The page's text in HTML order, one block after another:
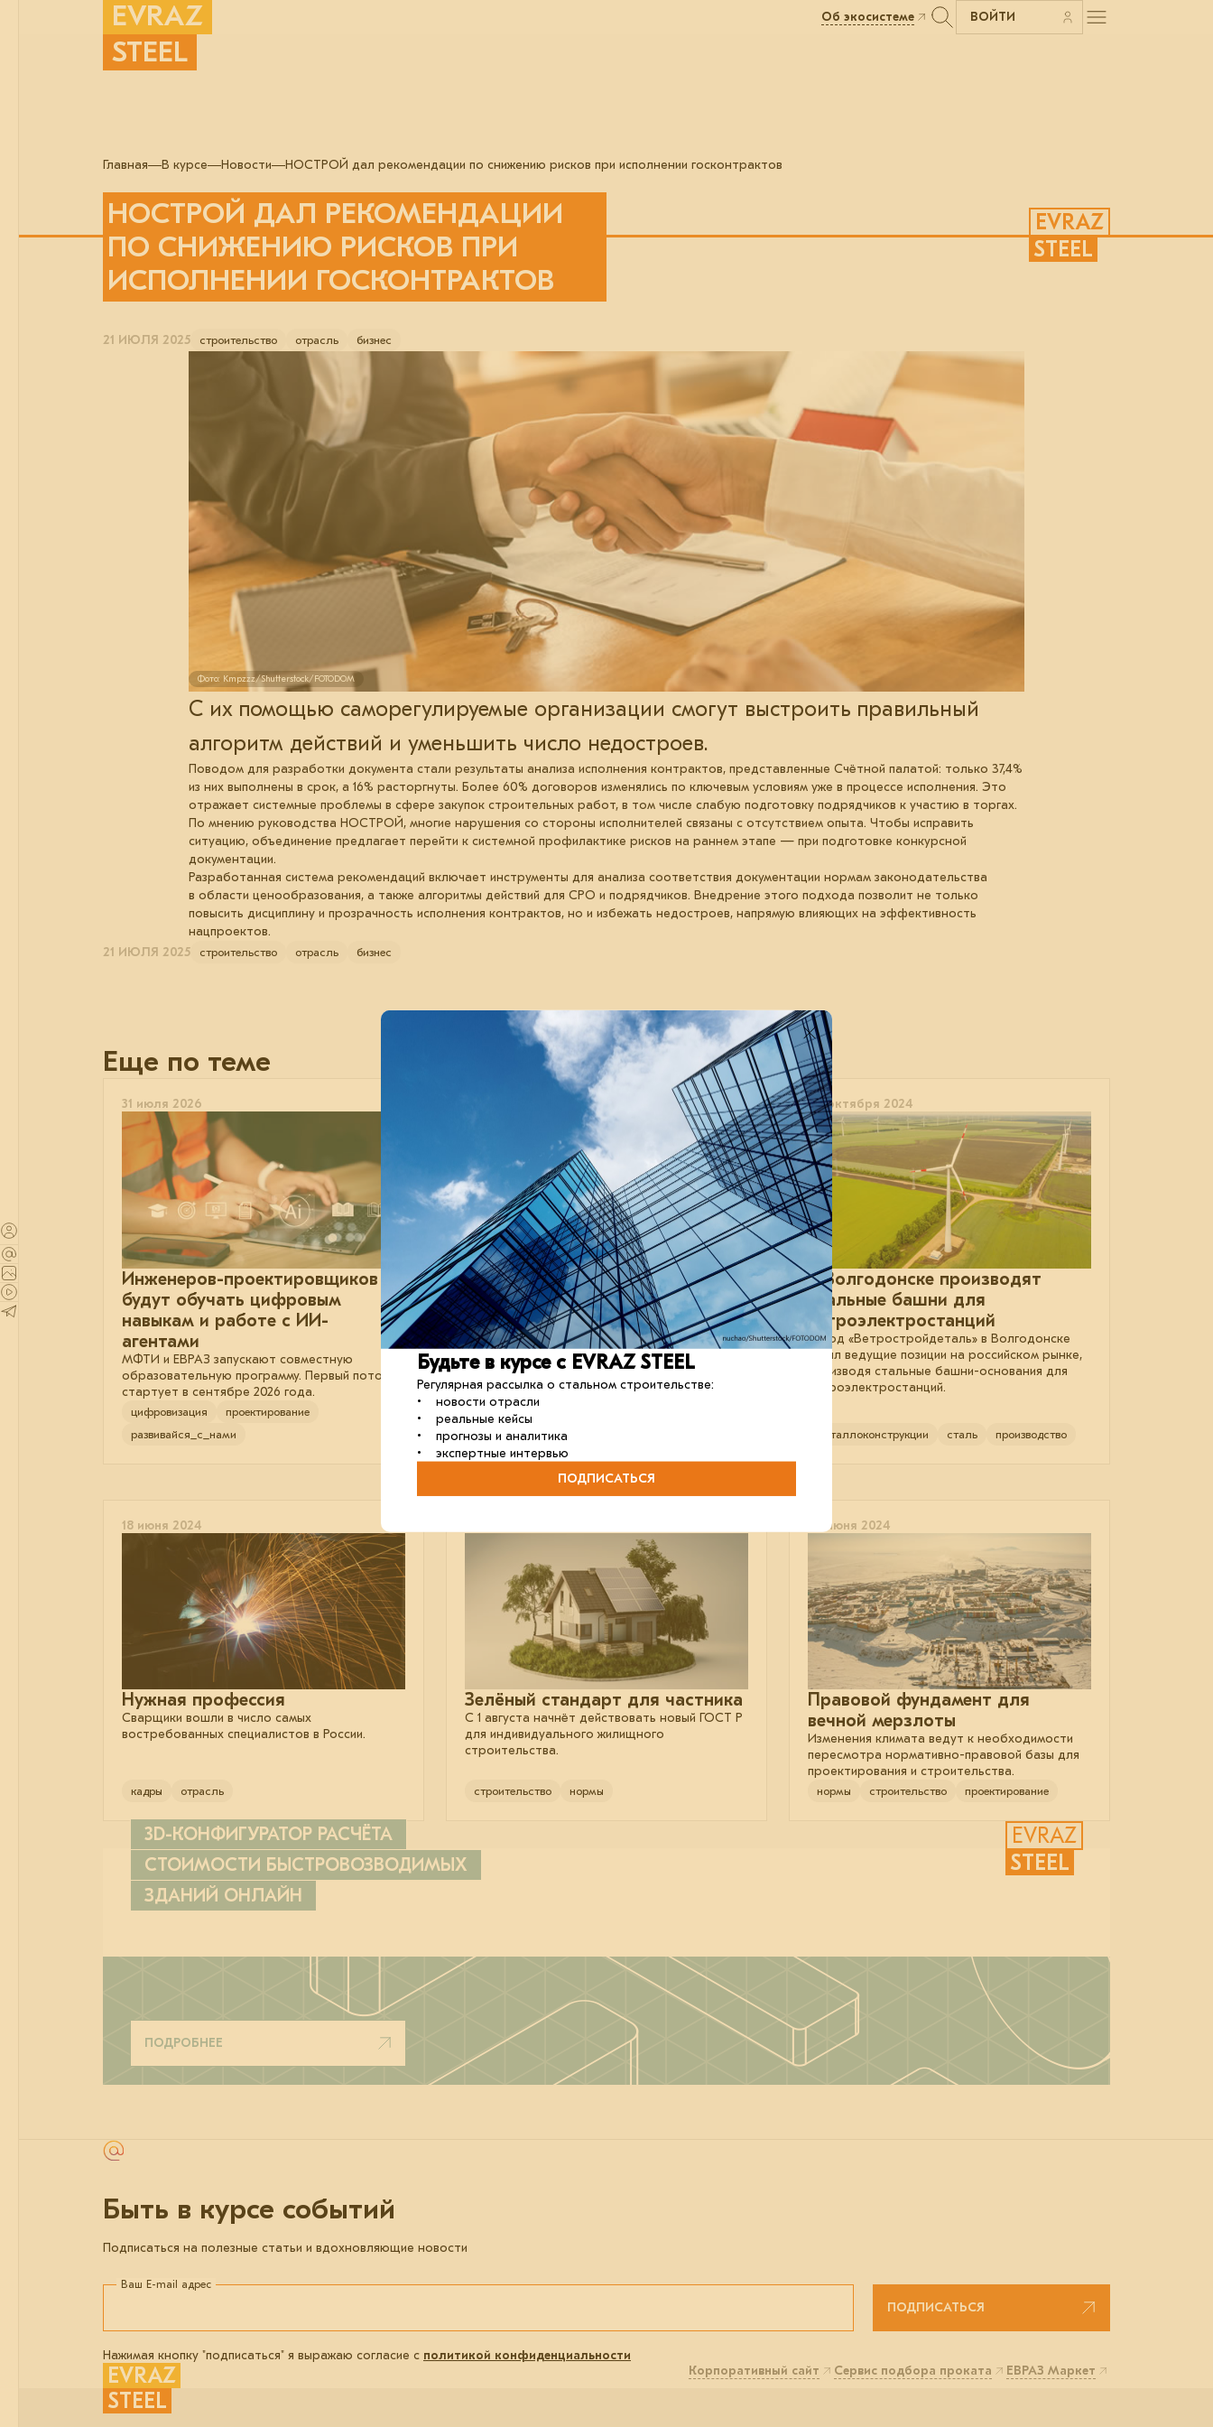
EVRAZ
STEEL
Об экосистеме ВОЙТИ
Главная В курсе Новости НОСТРОЙ дал рекомендации по снижению рисков при исполнении госконтрактов
EVRAZ
STEEL
НОСТРОЙ ДАЛ РЕКОМЕНДАЦИИ
ПО СНИЖЕНИЮ РИСКОВ ПРИ
ИСПОЛНЕНИИ ГОСКОНТРАКТОВ
21 ИЮЛЯ 2025 строительство отрасль бизнес
Фото: Kmpzzz/Shutterstock/FOTODOM
С их помощью саморегулируемые организации смогут выстроить правильный
алгоритм действий и уменьшить число недостроев.
Поводом для разработки документа стали результаты анализа исполнения контрактов, представленные Счётной палатой: только 37,4%
из них выполнены в срок, а 16% расторгнуты. Более 60% договоров изменялись по ключевым условиям уже в процессе исполнения. Это
отражает системные проблемы в сфере закупок строительных работ, в том числе слабую подготовку подрядчиков к участию в торгах.
По мнению руководства НОСТРОЙ, многие нарушения со стороны исполнителей связаны с отсутствием опыта. Чтобы исправить
ситуацию, объединение предлагает перейти к системной профилактике рисков на раннем этапе — при подготовке конкурсной
документации.
Разработанная система рекомендаций включает инструменты для анализа соответствия документации нормам законодательства
в области ценообразования, а также алгоритмы действий для СРО и подрядчиков. Внедрение этого подхода позволит не только
повысить дисциплину и прозрачность исполнения контрактов, но и избежать недостроев, напрямую влияющих на эффективность
нацпроектов.
21 ИЮЛЯ 2025
строительство отрасль бизнес
Еще по теме
31 июля 2026
Инженеров-проектировщиков
будут обучать цифровым
навыкам и работе с ИИ-
агентами
МФТИ и ЕВРАЗ запускают совместную
образовательную программу. Первый поток
стартует в сентябре 2026 года.
цифровизация
проектирование
развивайся_с_нами
Рекордный рост
EVRAZ STEEL BUILDING подвёл итоги 2024 года.
строительство
металлоконструкции
08 октября 2024
В Волгодонске производят
стальные башни для
ветроэлектростанций
Завод «Ветростройдеталь» в Волгодонске
занял ведущие позиции на российском рынке,
производя стальные башни-основания для
ветроэлектростанций.
металлоконструкции сталь производство
18 июня 2024
Нужная профессия
Сварщики вошли в число самых
востребованных специалистов в России.
кадры отрасль
Зелёный стандарт для частника
С 1 августа начнёт действовать новый ГОСТ Р
для индивидуального жилищного
строительства.
строительство нормы
03 июня 2024
Правовой фундамент для
вечной мерзлоты
Изменения климата ведут к необходимости
пересмотра нормативно-правовой базы для
проектирования и строительства.
нормы строительство проектирование
3D-КОНФИГУРАТОР РАСЧЁТА
СТОИМОСТИ БЫСТРОВОЗВОДИМЫХ
ЗДАНИЙ ОНЛАЙН
EVRAZ
STEEL
ПОДРОБНЕЕ
Быть в курсе событий
Подписаться на полезные статьи и вдохновляющие новости
Ваш E-mail адрес
Нажимая кнопку "подписаться" я выражаю согласие с политикой конфиденциальности
ПОДПИСАТЬСЯ
Корпоративный сайт Сервис подбора проката ЕВРАЗ Маркет
EVRAZ
STEEL
Будьте в курсе с EVRAZ STEEL
Регулярная рассылка о стальном строительстве:
• новости отрасли
• реальные кейсы
• прогнозы и аналитика
• экспертные интервью
ПОДПИСАТЬСЯ